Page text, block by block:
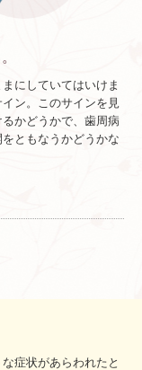
にしていてはいけま
ン。このサインを見
かどうかで、歯周病
ともなうかどうかな
症状があらわれたと